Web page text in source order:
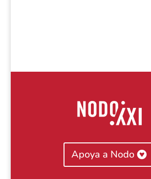
Apoya a Nodo